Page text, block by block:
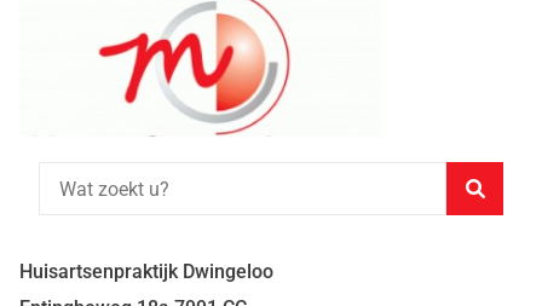
Huisartsenpraktijk Dwingeloo